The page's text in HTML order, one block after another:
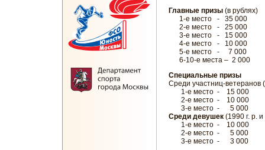
Главные призы (в рублях)
1-е место - 35 000
2-е место - 25 000
3-е место - 15 000
4-е место - 10 000
5-е место - 7 000
6-10-е места – 2 000
Специальные призы
Среди участниц-ветеранов
1-е место - 15 000
2-е место - 10 000
3-е место - 5 000
Среди девушек (1990 г. р.
1-е место - 10 000
2-е место - 5 000
3-е место - 3 000